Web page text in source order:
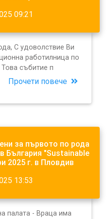
09:21
С удоволствие Ви
работилница по
Това събитие п
Прочети повече
за първото по рода
България "Sustainable
2025 г. в Пловдив
13:53
палата - Враца има